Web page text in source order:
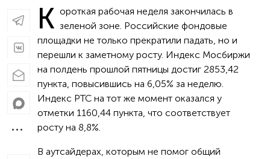
К ороткая рабочая неделя закончилась в
зеленой зоне. Российские фондовые
площадки не только прекратили падать, но и
перешли к заметному росту. Индекс Мосбиржи
на полдень прошлой пятницы достиг 2853,42
пункта, повысившись на 6,05% за неделю.
Индекс РТС на тот же момент оказался у
отметки 1160,44 пункта, что соответствует
росту на 8,8%.
В аутсайдерах, которым не помог общий